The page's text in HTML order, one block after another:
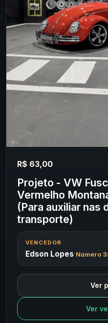
R$ 63,00
Projeto - VW
Vermelho
(Para auxiliar nas
transporte)
VENCEDOR
Edson Lopes Número
Ver
Ver